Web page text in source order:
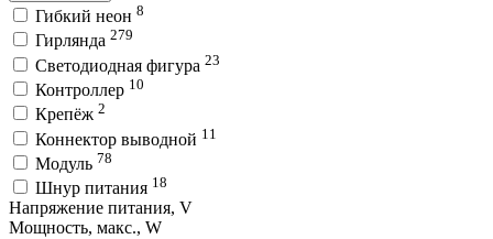
Гибкий неон 8
Гирлянда 279
Светодиодная фигура 23
Контроллер 10
Крепёж 2
Коннектор выводной 11
Модуль 78
Шнур питания 18
Напряжение питания, V
Мощность, макс., W